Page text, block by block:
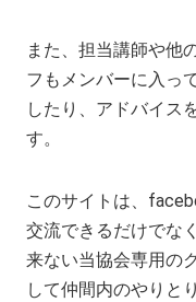
また、担当講師や他
フもメンバーに入っ
したり、アドバイス
す。
このサイトは、
交流できるだけでな
来ない当協会専用の
して仲間内のやりと